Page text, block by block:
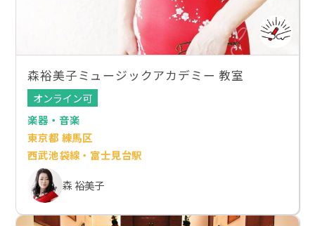
森裕美子ミュージックアカデミー 教室
オンライン可
楽器・音楽
東京都 練馬区
西武池袋線・富士見台駅
森 裕美子